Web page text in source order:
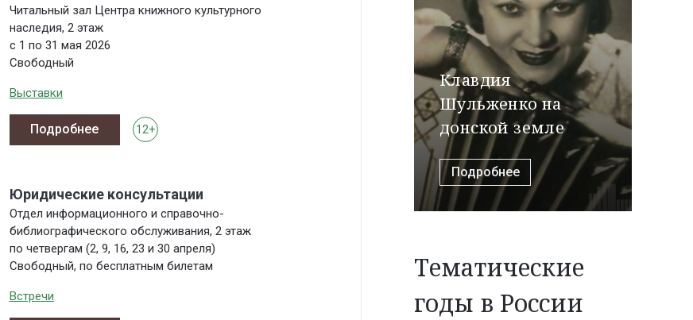
Читальный зал Центра книжного культурного
наследия, 2 этаж
с 1 по 31 мая 2026
Свободный
Выставки
12+
Подробнее
Юридические консультации
Отдел информационного и справочно-
библиографического обслуживания, 2 этаж
по четвергам (2, 9, 16, 23 и 30 апреля)
Свободный, по бесплатным билетам
Встречи
Клавдия
Шульженко на
донской земле
Подробнее
Тематические
годы в России